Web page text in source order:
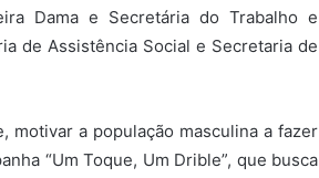
Dama e Secretária do Trabalho e
de Assistência Social e Secretaria de
motivar a população masculina a fazer
“Um Toque, Um Drible”, que busca